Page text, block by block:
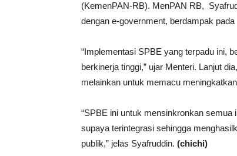
(KemenPAN-RB). MenPAN RB,
dengan e-government, berdampak
“Implementasi SPBE yang terpadu ini,
berkinerja tinggi,” ujar Menteri. Lanjut
melainkan untuk memacu
“SPBE ini untuk mensinkronkan
supaya terintegrasi sehingga
publik,” jelas Syafruddin. (chichi)